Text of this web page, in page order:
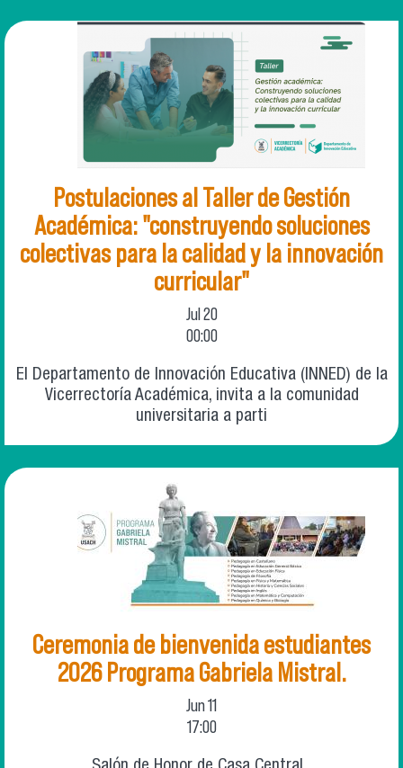
Postulaciones al Taller de Gestión
Académica: "construyendo soluciones
colectivas para la calidad y la innovación
curricular"
Jul 20
00:00
El Departamento de Innovación Educativa (INNED) de la
Vicerrectoría Académica, invita a la comunidad
universitaria a parti
Ceremonia de bienvenida estudiantes
2026 Programa Gabriela Mistral.
Jun11
17:00